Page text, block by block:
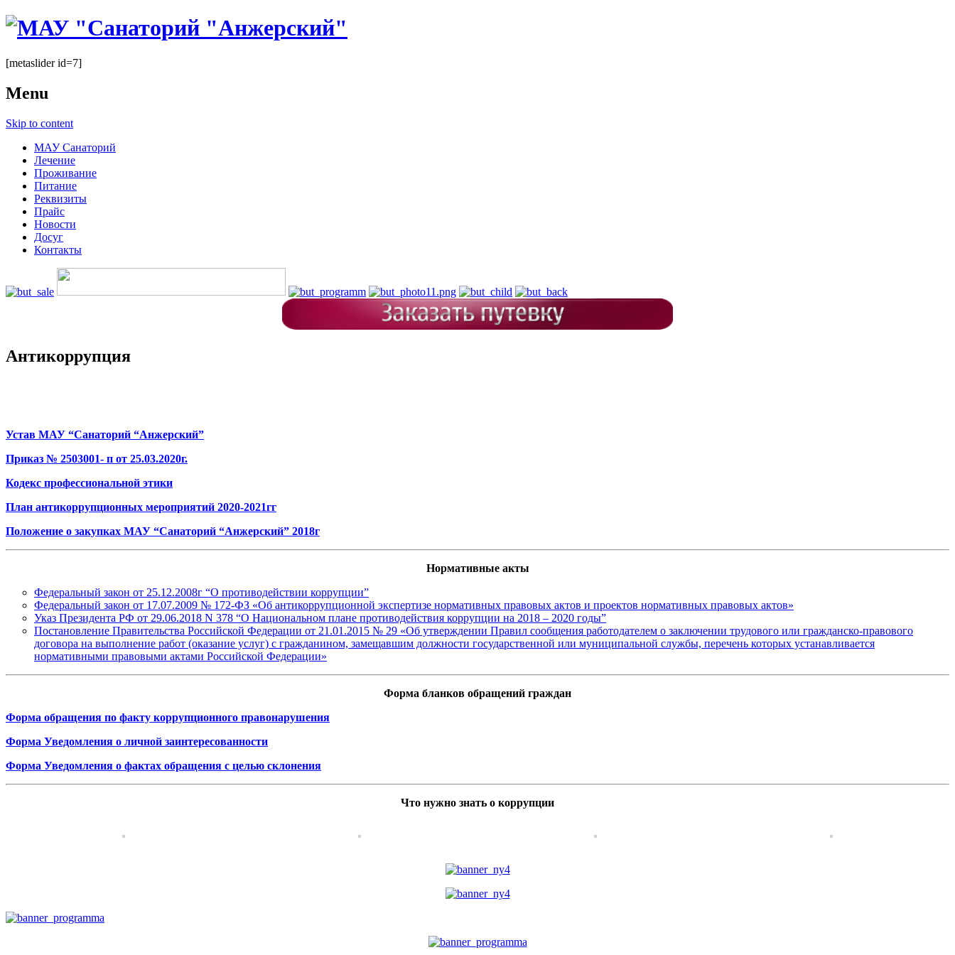
[metaslider id=7]
Menu
Skip to content
МАУ Санаторий
Лечение
Проживание
Питание
Реквизиты
Прайс
Новости
Досуг
Контакты
Антикоррупция
Устав МАУ “Санаторий “Анжерский”
Приказ № 2503001- п от 25.03.2020г.
Кодекс профессиональной этики
План антикоррупционных мероприятий 2020-2021гг
Положение о закупках МАУ “Санаторий “Анжерский” 2018г
Нормативные акты
Федеральный закон от 25.12.2008г “О противодействии коррупции”
Федеральный закон от 17.07.2009 № 172-ФЗ «Об антикоррупционной экспертизе нормативных правовых актов и проектов нормативных правовых актов»
Указ Президента РФ от 29.06.2018 N 378 “О Национальном плане противодействия коррупции на 2018 – 2020 годы”
Постановление Правительства Российской Федерации от 21.01.2015 № 29 «Об утверждении Правил сообщения работодателем о заключении трудового или гражданско-правового
договора на выполнение работ (оказание услуг) с гражданином, замещавшим должности государственной или муниципальной службы, перечень которых устанавливается
нормативными правовыми актами Российской Федерации»
Форма бланков обращений граждан
Форма обращения по факту коррупционного правонарушения
Форма Уведомления о личной заинтересованности
Форма Уведомления о фактах обращения с целью склонения
Что нужно знать о коррупции